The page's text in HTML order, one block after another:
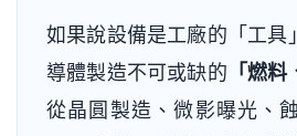
如果說設備是工廠的「工具
導體製造不可或缺的 「燃料
從晶圓製造、微影曝光、